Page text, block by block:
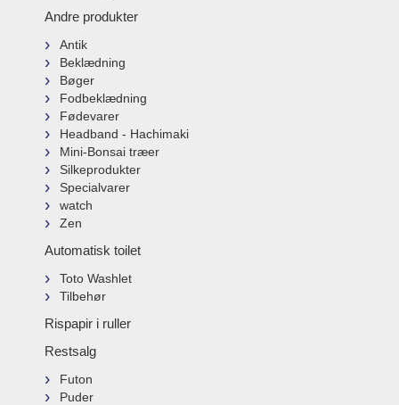
Andre produkter
Antik
Beklædning
Bøger
Fodbeklædning
Fødevarer
Headband - Hachimaki
Mini-Bonsai træer
Silkeprodukter
Specialvarer
watch
Zen
Automatisk toilet
Toto Washlet
Tilbehør
Rispapir i ruller
Restsalg
Futon
Puder